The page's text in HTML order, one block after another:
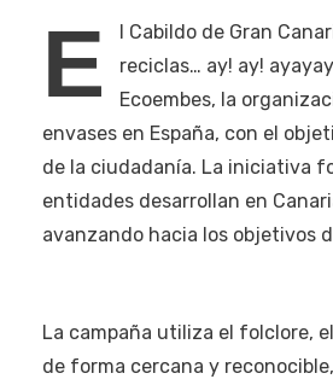
E
l Cabildo de Gran
reciclas… ay! ay!
Ecoembes, la
envases en España, con el
de la ciudadanía. La iniciativa
entidades desarrollan en
avanzando hacia los objetivos
La campaña utiliza el folclore,
de forma cercana y